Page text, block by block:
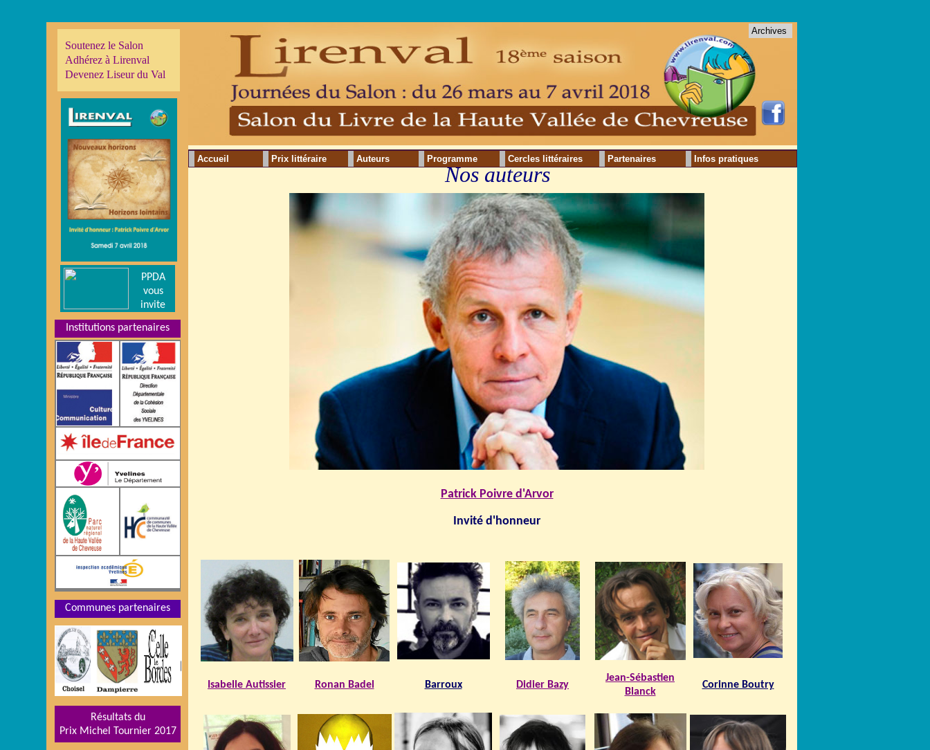
Nos auteurs
Patrick Poivre d'Arvor
Invité d'honneur
Isabelle Autissier Ronan Badel Barroux Didier Bazy
Jean-Sébastien
Blanck
Corinne Boutry
Accueil Cercles littéraires
Prix littéraire Auteurs Programme Partenaires Infos pratiques
Soutenez le Salon
Adhérez à Lirenval
Devenez Liseur du Val
PPDA
vous
invite
Institutions partenaires
Communes partenaires
Résultats du
Prix Michel Tournier 2017
Archives